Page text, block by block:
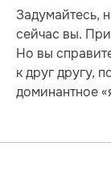
Задумайтесь,
сейчас вы.
Но вы
к друг другу,
доминантное